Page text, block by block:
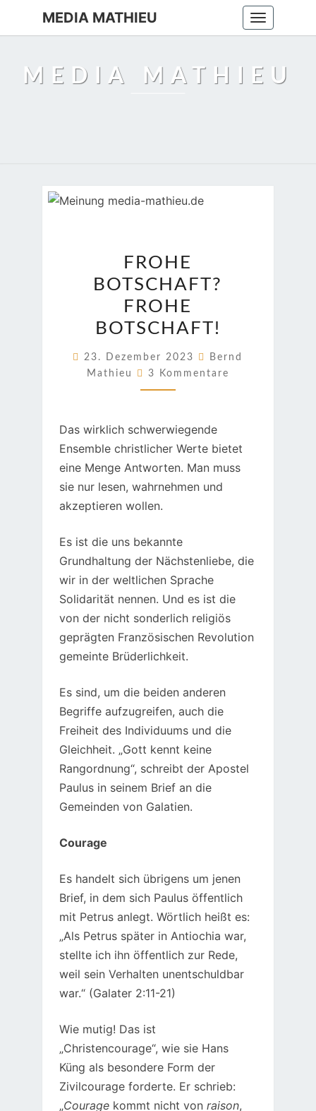
Toggle
navigation
MEDIA MATHIEU
MEDIA MATHIEU
BOTSCHAFT?
FROHE
BOTSCHAFT!
FROHE
BOTSCHAFT?
FROHE
BOTSCHAFT!
23. Dezember 2023
Bernd
Mathieu
Kommentare
3 Kommentare
Das wirklich schwerwiegende
Ensemble christlicher Werte bietet
eine Menge Antworten. Man muss
sie nur lesen, wahrnehmen und
akzeptieren wollen.
Es ist die uns bekannte
Grundhaltung der Nächstenliebe, die
wir in der weltlichen Sprache
Solidarität nennen. Und es ist die
von der nicht sonderlich religiös
geprägten Französischen Revolution
gemeinte Brüderlichkeit.
Es sind, um die beiden anderen
Begriffe aufzugreifen, auch die
Freiheit des Individuums und die
Gleichheit. „Gott kennt keine
Rangordnung“, schreibt der Apostel
Paulus in seinem Brief an die
Gemeinden von Galatien.
Courage
Es handelt sich übrigens um jenen
Brief, in dem sich Paulus öffentlich
mit Petrus anlegt. Wörtlich heißt es:
„Als Petrus später in Antiochia war,
stellte ich ihn öffentlich zur Rede,
weil sein Verhalten unentschuldbar
war.“ (Galater 2:11-21)
Wie mutig! Das ist
„Christencourage“, wie sie Hans
Küng als besondere Form der
Zivilcourage forderte. Er schrieb:
„Couragekommt nicht von raison,